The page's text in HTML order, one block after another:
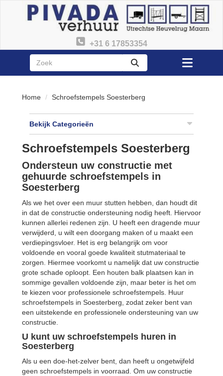
+31 6 17853354
zoeken
Toggle
menu
Home Schroefstempels Soesterberg
Bekijk Categorieën
Schroefstempels Soesterberg
Ondersteun uw constructie met
gehuurde schroefstempels in
Soesterberg
Als we het over een muur stutten hebben, dan houdt dit
in dat de constructie ondersteuning nodig heeft. Hiervoor
kunnen allerlei redenen zijn. U heeft een dragende muur
verwijderd, u wilt een doorgang maken of u maakt een
verdiepingsvloer. Het is erg belangrijk om voor
voldoende en vooral goede kwaliteit stutmateriaal te
zorgen. Hiermee voorkomt u namelijk dat uw constructie
grote schade oploopt. Een houten balk plaatsen kan in
sommige gevallen voldoende zijn, maar beter is het om
te kiezen voor professionele schroefstempels. Huur
schroefstempels in Soesterberg, zodat zeker bent van
een uitstekende en professionele ondersteuning van uw
constructie.
U kunt uw schroefstempels huren in
Soesterberg
Als u een doe-het-zelver bent, dan heeft u ongetwijfeld
geen schroefstempels in voorraad. Om uw constructie